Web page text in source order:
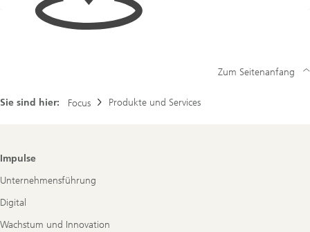
Sie sind hier: Focus Produkte und Services
Zum Seitenanfang
Footer
Navigation
Impulse
Unternehmensführung
Digital
Wachstum und Innovation